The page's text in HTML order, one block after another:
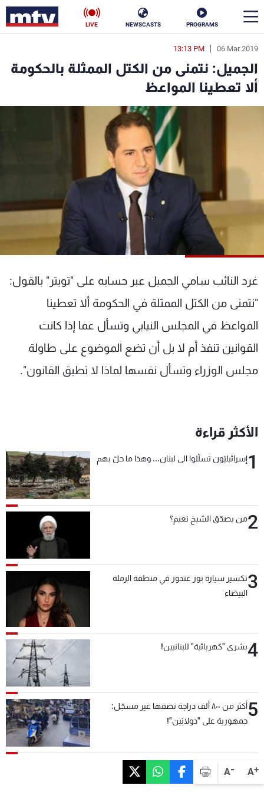
PROGRAMS
NEWSCASTS
LIVE
A+
A-
06 Mar 2019
13:13 PM
الجميل: نتمنى من الكتل الممثلة بالحكومة
ألا تعطينا المواعظ
غرد النائب سامي الجميل عبر حسابه على "تويتر" بالقول:
"نتمنى من الكتل الممثلة في الحكومة ألا تعطينا
المواعظ في المجلس النيابي وتسأل عما إذا كانت
القوانين تنفذ أم لا بل أن تضع الموضوع على طاولة
مجلس الوزراء وتسأل نفسها لماذا لا تطبق القانون".
الأكثر قراءة
1إسرائيليّون تسلّلوا الى لبنان... وهذا ما حلّ بهم
2من يصدّق الشيخ نعيم؟
3تكسير سيارة نور غندور في منطقة الرملة
البيضاء
4بشرى "كهربائية" للبنانيين!
5
أكثر من ٨٠٠ ألف دراجة نصفها غير مسجّل:
جمهورية على "دولابَين"!
en
الأخبار
سياسة ناس
فن
رياضة
كأس العالم
جدول البرامج
شاهد البرامج
عن MTV
الإنـتـاج
لاعلاناتكم
وظائف
تواصل معنا
شروط الإسـتخدام
سياسة الخصوصية